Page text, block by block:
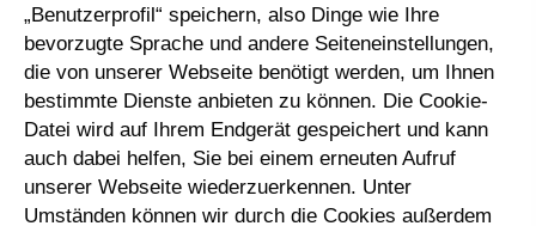
„Benutzerprofil“ speichern, also Dinge wie Ihre
bevorzugte Sprache und andere Seiteneinstellungen,
die von unserer Webseite benötigt werden, um Ihnen
bestimmte Dienste anbieten zu können. Die Cookie-
Datei wird auf Ihrem Endgerät gespeichert und kann
auch dabei helfen, Sie bei einem erneuten Aufruf
unserer Webseite wiederzuerkennen. Unter
Umständen können wir durch die Cookies außerdem